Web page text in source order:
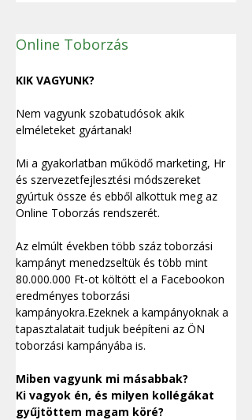
Online Toborzás
KIK VAGYUNK?
Nem vagyunk szobatudósok akik
elméleteket gyártanak!
Mi a gyakorlatban működő marketing, Hr
és szervezetfejlesztési módszereket
gyúrtuk össze és ebből alkottuk meg az
Online Toborzás rendszerét.
Az elmúlt években több száz toborzási
kampányt menedzseltük és több mint
80.000.000 Ft-ot költött el a Facebookon
eredményes toborzási
kampányokra.Ezeknek a kampányoknak a
tapasztalatait tudjuk beépíteni az ÖN
toborzási kampányába is.
Miben vagyunk mi másabbak?
Ki vagyok én, és milyen kollégákat
gyűjtöttem magam köré?